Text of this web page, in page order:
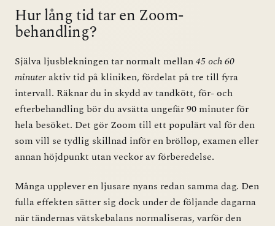
Hur lång tid tar en Zoom-
behandling?
Själva ljusblekningen tar normalt mellan45 och 60
minuteraktiv tid på kliniken, fördelat på tre till fyra
intervall. Räknar du in skydd av tandkött, för- och
efterbehandling bör du avsätta ungefär 90 minuter för
hela besöket. Det gör Zoom till ett populärt val för den
som vill se tydlig skillnad inför en bröllop, examen eller
annan höjdpunkt utan veckor av förberedelse.
Många upplever en ljusare nyans redan samma dag. Den
fulla effekten sätter sig dock under de följande dagarna
när tändernas vätskebalans normaliseras, varför den